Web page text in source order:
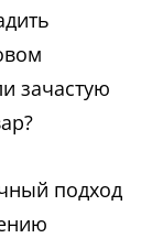
зачастую
подход